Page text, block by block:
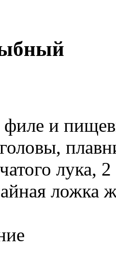
филе и
лука,
ложка